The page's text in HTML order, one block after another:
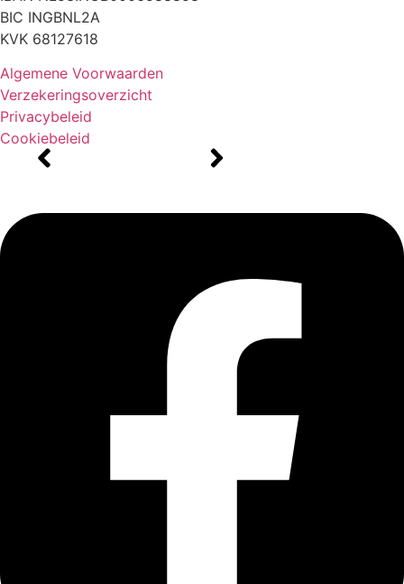
BIC INGBNL2A
KVK 68127618
Algemene Voorwaarden
Verzekeringsoverzicht
Privacybeleid
Cookiebeleid